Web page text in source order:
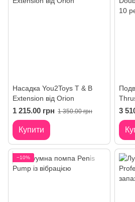
Насадка You2Toys T & B
Extension від Orion
1 215.00 грн 1 350.00 грн
Купити
3
−10%